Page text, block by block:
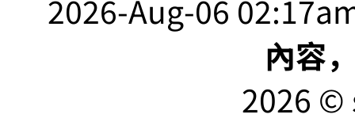
2026-Aug-06
內容
2026 ©